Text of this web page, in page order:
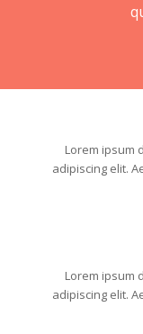
Lorem ipsum
adipiscing elit.
Lorem ipsum
adipiscing elit.